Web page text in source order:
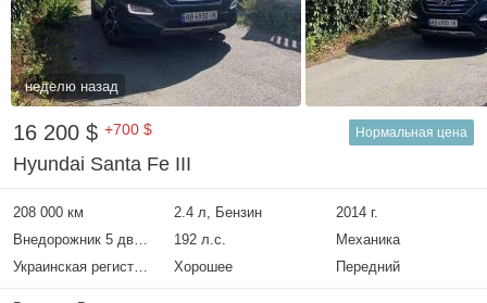
неделю назад
16 200 $ +700 $ Нормальная цена
Hyundai Santa Fe III
208 000 км 2.4 л, Бензин
2014 г.
Внедорожник 5 дверей
192 л.с.
Механика
Украинская регистрация
Хорошее Передний